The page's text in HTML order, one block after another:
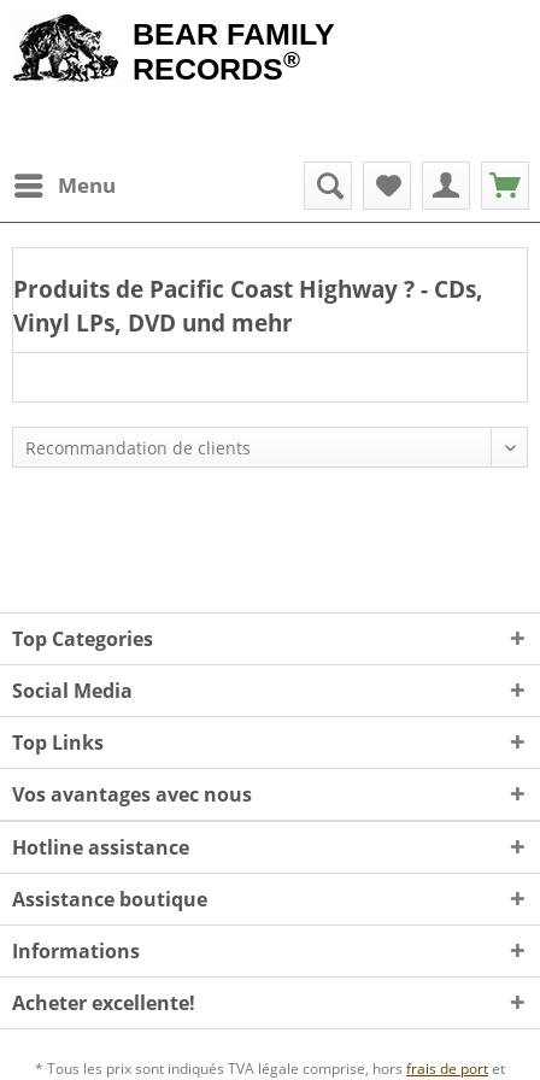
BEAR FAMILY
RECORDS®
Menu
Produits de Pacific Coast Highway? - CDs,
Vinyl LPs, DVD und mehr
Top Categories
Social Media
Top Links
Vos avantages avec nous
Hotline assistance
Assistance boutique
Informations
Acheter excellente!
* Tous les prix sont indiqués TVA légale comprise, hors frais de portet